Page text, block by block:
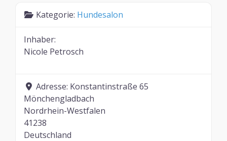
Kategorie: Hundesalon
Inhaber:
Nicole Petrosch
Adresse: Konstantinstraße 65
Mönchengladbach
Nordrhein-Westfalen
41238
Deutschland